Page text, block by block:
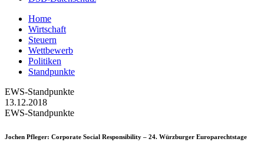
Home
Wirtschaft
Steuern
Wettbewerb
Politiken
Standpunkte
EWS-Standpunkte
13.12.2018
EWS-Standpunkte
Jochen Pfleger: Corporate Social Responsibility – 24. Würzburger Europarechtstage